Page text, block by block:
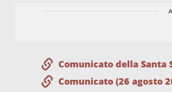
Comunicato della Santa
Comunicato (26 agosto